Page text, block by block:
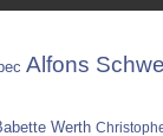
Alfons
Werth